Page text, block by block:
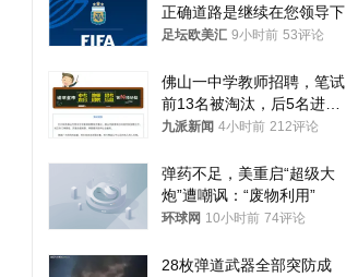
正确道路是继续在您领导下
足坛欧美汇 9小时前 53评论
佛山一中学教师招聘，笔试
前13名被淘汰，后5名进体
检，被疑萝卜岗，官方通
九派新闻 4小时前 212评论
弹药不足，美重启“超级大
炮”遭嘲讽：“废物利用”
环球网 10小时前 74评论
28枚弹道武器全部突防成